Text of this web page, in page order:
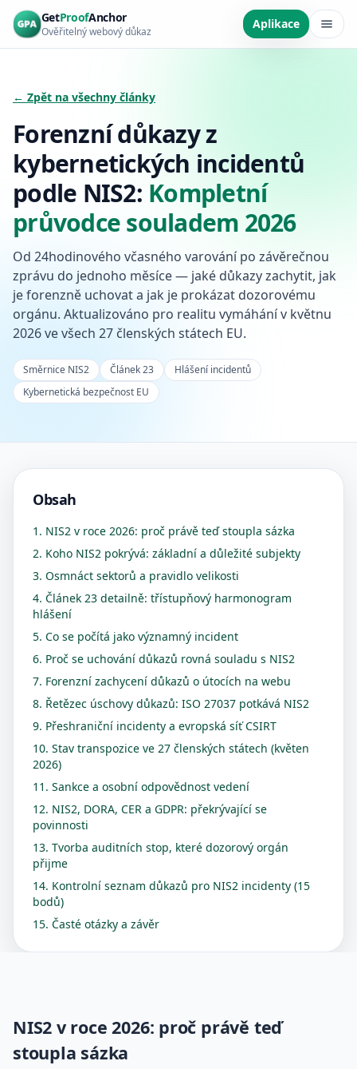
Přeskočit na hlavní obsah
GetProofAnchor
Ověřitelný webový důkaz
Aplikace
← Zpět na všechny články
Forenzní důkazy z
kybernetických incidentů
podle NIS2: Kompletní
průvodce souladem 2026
Od 24hodinového včasného varování po závěrečnou
zprávu do jednoho měsíce — jaké důkazy zachytit, jak
je forenzně uchovat a jak je prokázat dozorovému
orgánu. Aktualizováno pro realitu vymáhání v květnu
2026 ve všech 27 členských státech EU.
Směrnice NIS2 Článek 23
Hlášení incidentů
Kybernetická bezpečnost EU
Obsah
1. NIS2 v roce 2026: proč právě teď stoupla sázka
2. Koho NIS2 pokrývá: základní a důležité subjekty
3. Osmnáct sektorů a pravidlo velikosti
4. Článek 23 detailně: třístupňový harmonogram
hlášení
5. Co se počítá jako významný incident
6. Proč se uchování důkazů rovná souladu s NIS2
7. Forenzní zachycení důkazů o útocích na webu
8. Řetězec úschovy důkazů: ISO 27037 potkává NIS2
9. Přeshraniční incidenty a evropská síť CSIRT
10. Stav transpozice ve 27 členských státech (květen
2026)
11. Sankce a osobní odpovědnost vedení
12. NIS2, DORA, CER a GDPR: překrývající se
povinnosti
13. Tvorba auditních stop, které dozorový orgán
přijme
14. Kontrolní seznam důkazů pro NIS2 incidenty (15
bodů)
15. Časté otázky a závěr
NIS2 v roce 2026: proč právě teď
stoupla sázka